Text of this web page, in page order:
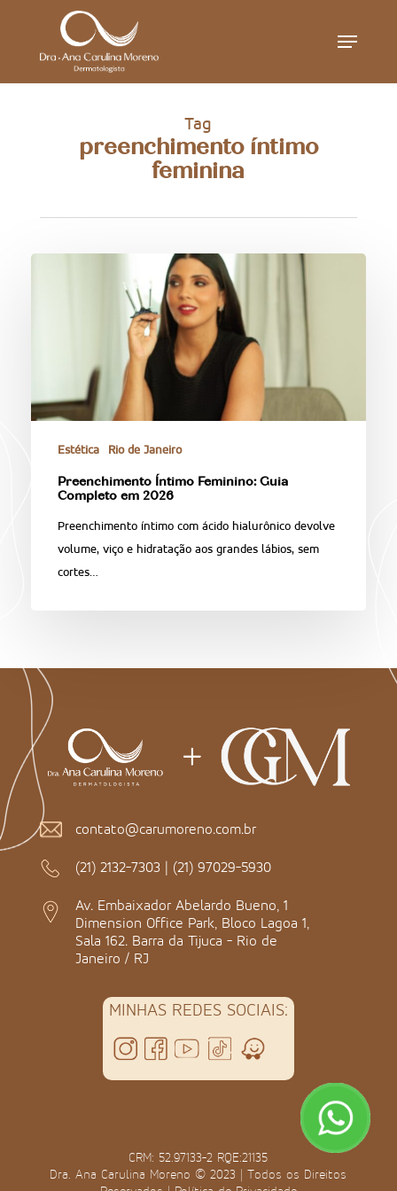
Menu
Tag
preenchimento íntimo
feminina
Estética Rio de Janeiro
Preenchimento Íntimo Feminino: Guia
Completo em 2026
Preenchimento íntimo com ácido hialurônico devolve
volume, viço e hidratação aos grandes lábios, sem
cortes…
contato@carumoreno.com.br
(21) 2132-7303 | (21) 97029-5930
Av. Embaixador Abelardo Bueno, 1
Dimension Office Park, Bloco Lagoa 1,
Sala 162. Barra da Tijuca - Rio de
Janeiro / RJ
MINHAS REDES SOCIAIS:
CRM: 52.97133-2 RQE:21135
Dra. Ana Carulina Moreno © 2023 | Todos os Direitos